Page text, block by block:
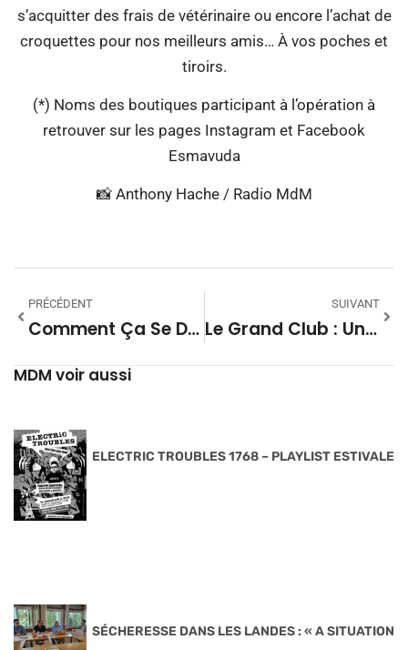
s’acquitter des frais de vétérinaire ou encore l’achat de
croquettes pour nos meilleurs amis… À vos poches et
tiroirs.
(*) Noms des boutiques participant à l’opération à
retrouver sur les pages Instagram et Facebook
Esmavuda
📸 Anthony Hache / Radio MdM
PRÉCÉDENT
Comment Ça Se Danse, Les Rencontres En Grande Lande Passe Par Audon
SUIVANT
Le Grand Club : Une Soirée Pour Prévenir Le Suicide Chez Les Jeunes
MDM voir aussi
ELECTRIC TROUBLES 1768 – PLAYLIST ESTIVALE
SÉCHERESSE DANS LES LANDES : « A SITUATION